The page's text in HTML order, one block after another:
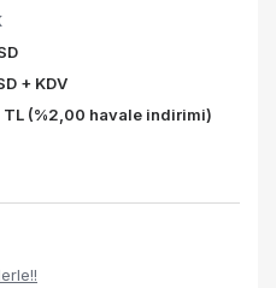
+ KDV
TL (%2,00 havale indirimi)